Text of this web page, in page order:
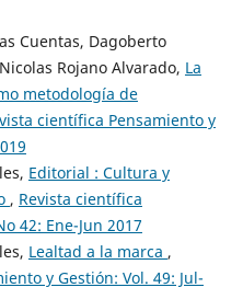
Cuentas, Dagoberto
Rojano Alvarado, La
metodología de
científica Pensamiento y
Editorial : Cultura y
, Revista científica
42: Ene-Jun 2017
Lealtad a la marca ,
y Gestión: Vol. 49: Jul-